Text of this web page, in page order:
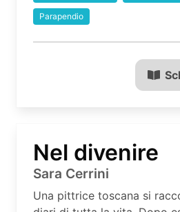
Parapendio
Nel divenire
Sara Cerrini
Una pittrice toscana si